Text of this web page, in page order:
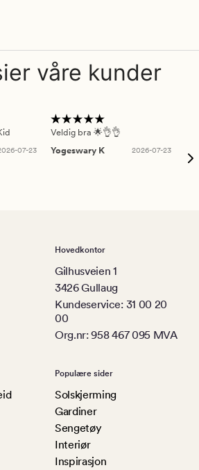
våre kunder
07-23
Veldig bra 🌟👌👌
Yogeswary K
2026-07-23
Hovedkontor
Gilhusveien 1
3426 Gullaug
Kundeservice: 31 00 20
00
Org.nr: 958 467 095 MVA
Populære sider
Solskjerming
Gardiner
Sengetøy
Interiør
Inspirasjon